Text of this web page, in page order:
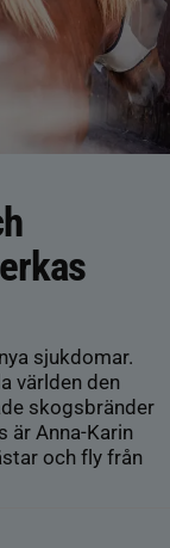
sjukdomar.
världen den
skogsbränder
är Anna-Karin
och fly från